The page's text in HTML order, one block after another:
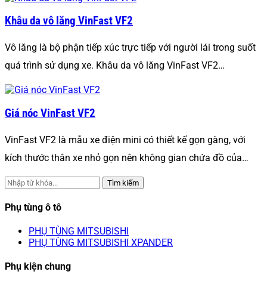
Khâu da vô lăng VinFast VF2
Vô lăng là bộ phận tiếp xúc trực tiếp với người lái trong suốt
quá trình sử dụng xe. Khâu da vô lăng VinFast VF2…
Giá nóc VinFast VF2
VinFast VF2 là mẫu xe điện mini có thiết kế gọn gàng, với
kích thước thân xe nhỏ gọn nên không gian chứa đồ của…
Tìm kiếm
Phụ tùng ô tô
PHỤ TÙNG MITSUBISHI
PHỤ TÙNG MITSUBISHI XPANDER
Phụ kiện chung